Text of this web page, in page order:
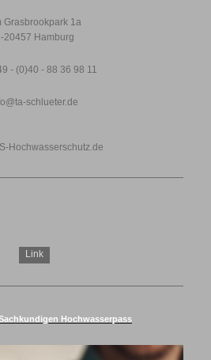
Grasbrookpark 1a
20457 Hamburg
- (0)40 - 88 36 98 11
schlueter.de
Hochwasserschutz.de
Link
Hochwasserpass